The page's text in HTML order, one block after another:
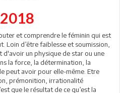
et comprendre le féminin qui est
Loin d’être faiblesse et soumission,
d'avoir un physique de star ou une
la force, la détermination, la
peut avoir pour elle-même. Etre
prémonition, irrationalité
que le résultat de ce qu’est la